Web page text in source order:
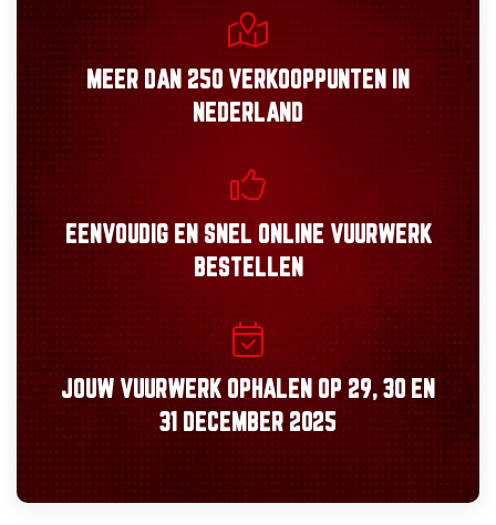
MEER DAN 250 VERKOOPPUNTEN
IN
NEDERLAND
EENVOUDIGEN SNEL ONLINE VUURWERK
BESTELLEN
JOUW VUURWERK OPHALEN OP 29, 30 EN
31 DECEMBER 2025